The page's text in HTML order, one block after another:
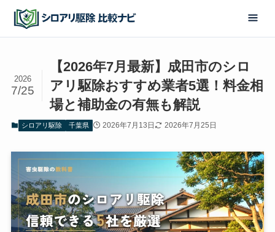
【2026年7月最新】成田市のシロ
アリ駆除おすすめ業者5選！料金相
場と補助金の有無も解説
2026
7/25
シロアリ駆除 千葉県 2026年7月13日 2026年7月25日